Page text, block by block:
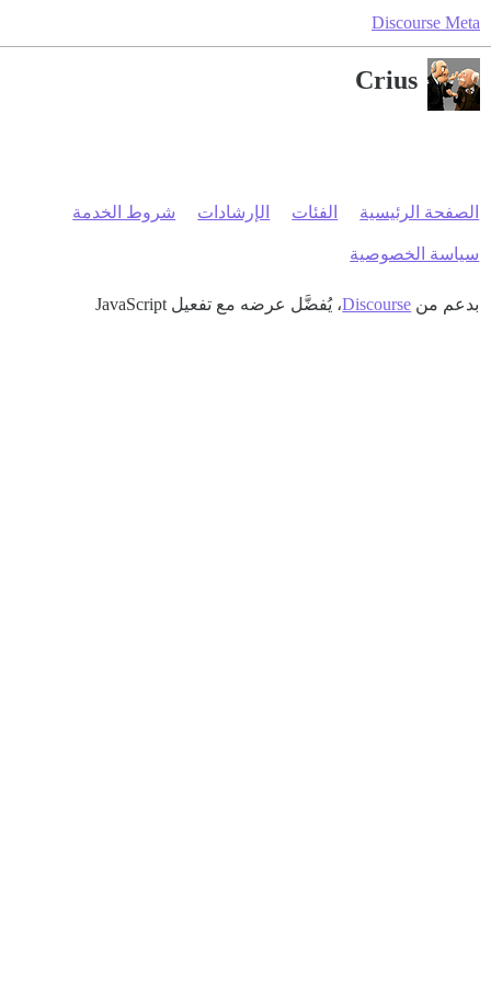
Discourse Meta
Crius
الصفحة الرئيسية الفئات الإرشادات شروط الخدمة
سياسة الخصوصية
بدعم من Discourse، يُفضَّل عرضه مع تفعيل JavaScript